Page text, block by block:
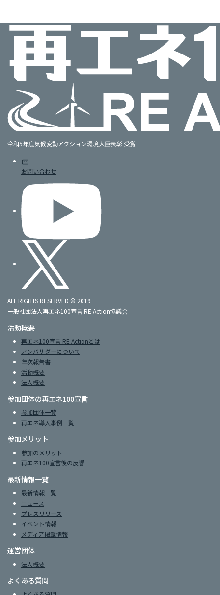
令和5年度気候変動アクション環境大臣表彰 受賞
mail
お問い合わせ
ALL RIGHTS RESERVED © 2019
一般社団法人再エネ100宣言 RE Action協議会
活動概要
再エネ100宣言 RE Actionとは
アンバサダーについて
年次報告書
活動概要
法人概要
参加団体の再エネ100宣言
参加団体一覧
再エネ導入事例一覧
参加メリット
参加のメリット
再エネ100宣言後の反響
最新情報一覧
最新情報一覧
ニュース
プレスリリース
イベント情報
メディア掲載情報
運営団体
法人概要
よくある質問